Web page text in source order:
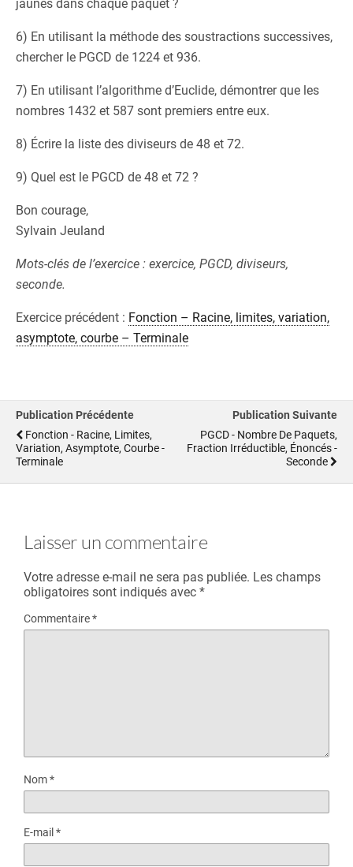
jaunes dans chaque paquet ?
6) En utilisant la méthode des soustractions successives,
chercher le PGCD de 1224 et 936.
7) En utilisant l’algorithme d’Euclide, démontrer que les
nombres 1432 et 587 sont premiers entre eux.
8) Écrire la liste des diviseurs de 48 et 72.
9) Quel est le PGCD de 48 et 72 ?
Bon courage,
Sylvain Jeuland
Mots-clés de l’exercice : exercice, PGCD, diviseurs,
seconde.
Exercice précédent : Fonction – Racine, limites, variation,
asymptote, courbe – Terminale
Publication Précédente
Fonction - Racine, Limites,
Variation, Asymptote, Courbe -
Terminale
Publication Suivante
PGCD - Nombre De Paquets,
Fraction Irréductible, Énoncés -
Seconde
Laisser un commentaire
Votre adresse e-mail ne sera pas publiée. Les champs
obligatoires sont indiqués avec *
Commentaire*
Nom*
E-mail *